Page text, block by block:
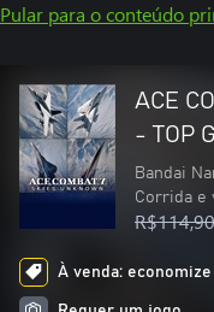
Pular para o conteúdo
ACE
- TOP
Bandai
Corrida e
R$114,90
À venda: